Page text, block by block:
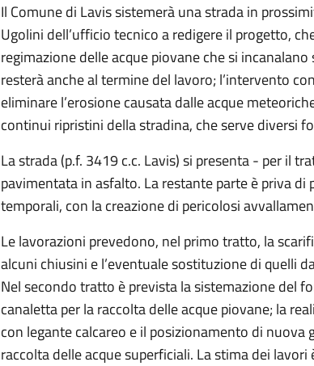
Il Comune di Lavis sistemerà una strada in
Ugolini dell’ufficio tecnico a redigere il progetto,
regimazione delle acque piovane che si
resterà anche al termine del lavoro; l’intervento
eliminare l’erosione causata dalle acque
continui ripristini della stradina, che serve diversi
La strada (p.f. 3419 c.c. Lavis) si presenta - per il
pavimentata in asfalto. La restante parte è priva
temporali, con la creazione di pericolosi
Le lavorazioni prevedono, nel primo tratto, la
alcuni chiusini e l’eventuale sostituzione di quelli
Nel secondo tratto è prevista la sistemazione del
canaletta per la raccolta delle acque piovane; la
con legante calcareo e il posizionamento di nuova
raccolta delle acque superficiali. La stima dei lavori